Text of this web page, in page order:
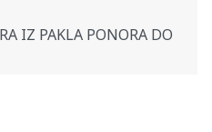
IZ PAKLA PONORA DO